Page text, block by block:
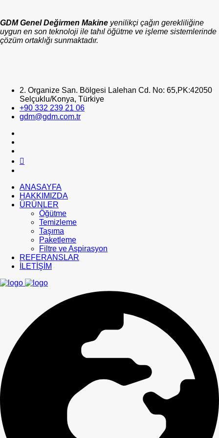
GDM Genel Değirmen Makine yenilikçi çağın gerekliliğine
uygun en son teknoloji ile tahıl öğütme ve işleme sistemlerinde
çözüm ortaklığı sunmaktadır.
2. Organize San. Bölgesi Lalehan Cd. No: 65,PK:42050
Selçuklu/Konya, Türkiye
+90 332 239 21 06
gdm@gdm.com.tr
ANASAYFA
HAKKIMIZDA
ÜRÜNLER
Öğütme
Temizleme
Taşıma
Paketleme
Filtre ve Aspirasyon
REFERANSLAR
İLETİŞİM